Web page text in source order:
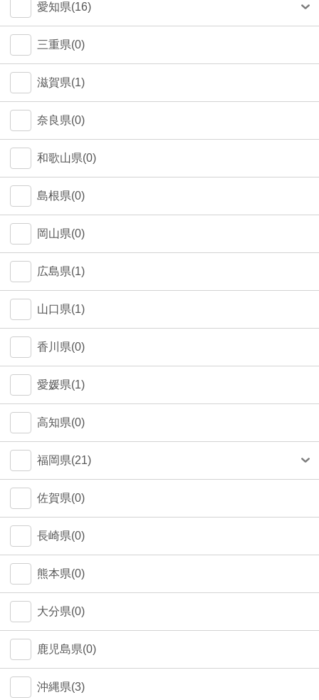
北区(0)
中野区(0)
江東区(0)
愛知県(16)
名古屋市(14)
三重県(0)
滋賀県(1)
奈良県(0)
和歌山県(0)
島根県(0)
岡山県(0)
広島県(1)
山口県(1)
香川県(0)
愛媛県(1)
高知県(0)
福岡県(21)
福岡市(20)
佐賀県(0)
長崎県(0)
熊本県(0)
大分県(0)
鹿児島県(0)
沖縄県(3)